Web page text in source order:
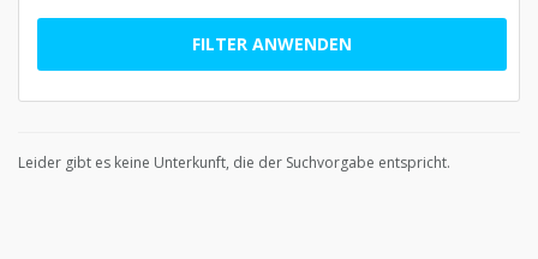
FILTER ANWENDEN
Leider gibt es keine Unterkunft, die der Suchvorgabe entspricht.